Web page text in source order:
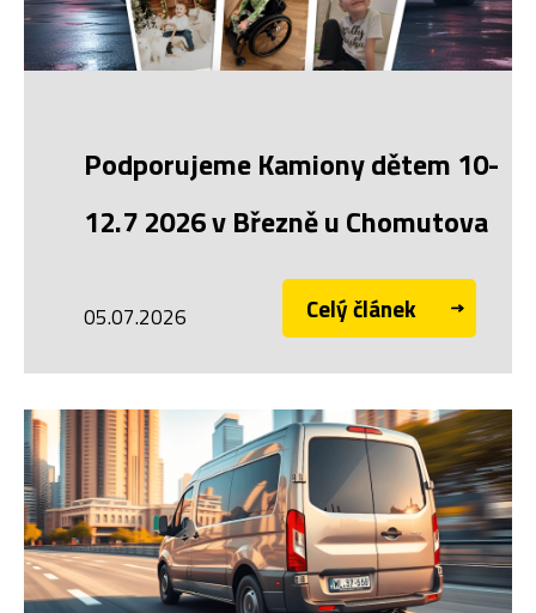
Podporujeme Kamiony dětem 10-
12.7 2026 v Březně u Chomutova
05.07.2026 Celý článek